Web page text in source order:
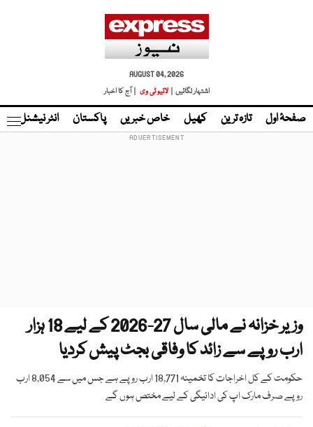
AUGUST 04, 2026
اشتہار لگائیں |
لائیو ٹی وی | آج کا اخبار
صفحۂ اول تازہ ترین کھیل خاص خبریں پاکستان انٹر نیشنل
وزیر خزانہ نے مالی سال 27-2026 کے لیے 18 ہزار
ارب روپے سے زائد کا وفاقی بجٹ پیش کردیا
حکومت کے کل اخراجات کا تخمینہ 18,771 ارب روپے ہے جس میں سے 8,054 ارب
روپے صرف مارک اپ کی ادائیگی کے لیے مختص ہوں گے